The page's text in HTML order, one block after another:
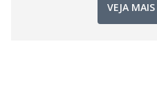
VEJA